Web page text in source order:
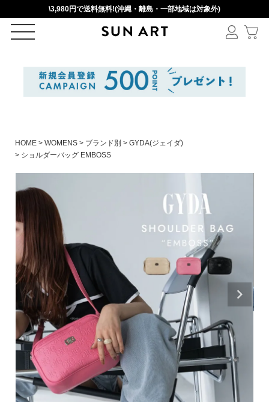
\3,980円で送料無料!(沖縄・離島・一部地域は対象外)
ログイン
絞りこみ検索
アイテムを選択
価格帯
〜
円(税込)
検索
HOME WOMENS ブランド別
GYDA(ジェイダ)
ショルダーバッグ EMBOSS